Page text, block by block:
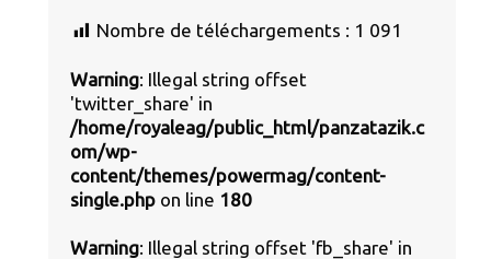
Nombre de téléchargements : 1 091
Warning: Illegal string offset
'twitter_share' in
/home/royaleag/public_html/panzatazik.c
om/wp-
content/themes/powermag/content-
single.php on line 180
Warning: Illegal string offset 'fb_share' in